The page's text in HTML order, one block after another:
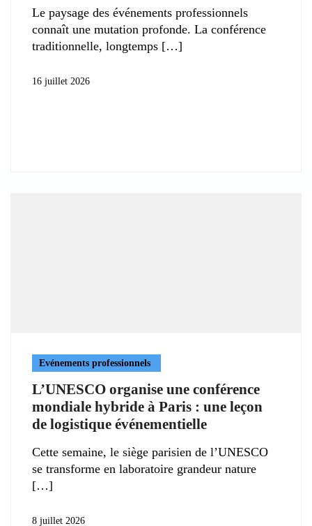
Le paysage des événements professionnels
connaît une mutation profonde. La conférence
traditionnelle, longtemps
16 juillet 2026
Evénements professionnels
L’UNESCO organise une conférence
mondiale hybride à Paris : une leçon
de logistique événementielle
Cette semaine, le siège parisien de l’UNESCO
se transforme en laboratoire grandeur nature
8 juillet 2026